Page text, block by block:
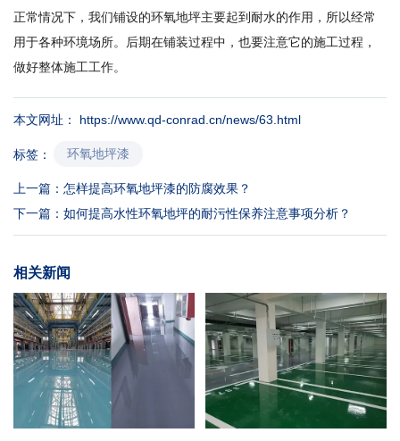
正常情况下，我们铺设的环氧地坪主要起到耐水的作用，所以经常
用于各种环境场所。后期在铺装过程中，也要注意它的施工过程，
做好整体施工工作。
本文网址： https://www.qd-conrad.cn/news/63.html
标签： 环氧地坪漆
上一篇： 怎样提高环氧地坪漆的防腐效果？
下一篇： 如何提高水性环氧地坪的耐污性保养注意事项分析？
相关新闻